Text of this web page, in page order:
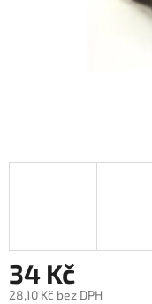
34 Kč
28,10 Kč bez DPH